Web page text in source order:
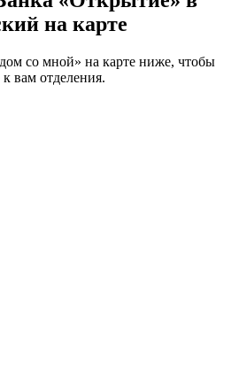
на карте
со мной» на карте ниже, чтобы
вам отделения.